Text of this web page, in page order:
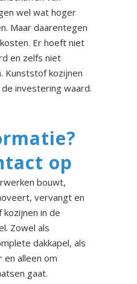
wel wat hoger
Maar daarentegen
Er hoeft niet
en zelfs niet
Kunststof kozijnen
investering waard.
op
bouwt,
vervangt en
in de
Zowel als
dakkapel, als
en alleen om
gaat.